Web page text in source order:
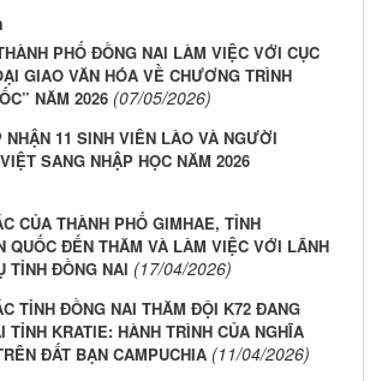
PHỐ ĐỒNG NAI LÀM VIỆC VỚI CỤC
GIAO VĂN HÓA VỀ CHƯƠNG TRÌNH
NĂM 2026 (07/05/2026)
11 SINH VIÊN LÀO VÀ NGƯỜI
SANG NHẬP HỌC NĂM 2026
CỦA THÀNH PHỐ GIMHAE, TỈNH
QUỐC ĐẾN THĂM VÀ LÀM VIỆC VỚI LÃNH
TỈNH ĐỒNG NAI (17/04/2026)
TỈNH ĐỒNG NAI THĂM ĐỘI K72 ĐANG
TỈNH KRATIE: HÀNH TRÌNH CỦA NGHĨA
ĐẤT BẠN CAMPUCHIA (11/04/2026)